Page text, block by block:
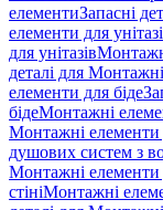
елементиЗапасні
елементи для
для унітазів
деталі для
елементи для біде
бідеМонтажні
Монтажні елементи
душових систем з
Монтажні елементи
стініМонтажні